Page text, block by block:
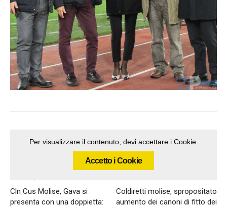
Per visualizzare il contenuto, devi accettare i Cookie.
Accetto i Cookie
Cln Cus Molise, Gava si
presenta con una doppietta:
Coldiretti molise, spropositato
aumento dei canoni di fitto dei